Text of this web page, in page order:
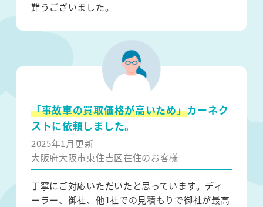
難うございました。
「事故車の買取価格が高いため」カーネク
ストに依頼しました。
2025年1月更新
大阪府大阪市東住吉区在住のお客様
丁寧にご対応いただいたと思っています。ディ
ーラー、御社、他1社での見積もりで御社が最高